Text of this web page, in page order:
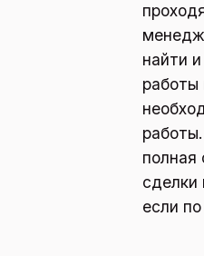
найти
работы
полная
сделки
если